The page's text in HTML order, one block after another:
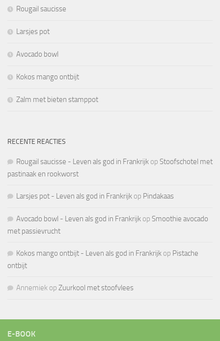
Rougail saucisse
Larsjes pot
Avocado bowl
Kokos mango ontbijt
Zalm met bieten stamppot
RECENTE REACTIES
Rougail saucisse - Leven als god in Frankrijk op Stoofschotel met
pastinaak en rookworst
Larsjes pot - Leven als god in Frankrijk op Pindakaas
Avocado bowl - Leven als god in Frankrijk op Smoothie avocado
met passievrucht
Kokos mango ontbijt - Leven als god in Frankrijk op Pistache
ontbijt
Annemiek op Zuurkool met stoofvlees
E-BOOK